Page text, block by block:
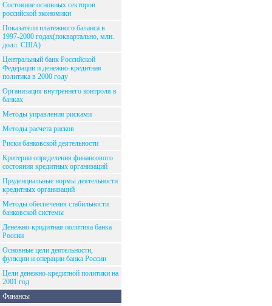
Состояние основных секторов
российской экономики
Показатели платежного баланса в
1997-2000 годах(поквартально, млн.
долл. США)
Центральный банк Российской
Федерации и денежно-кредитная
политика в 2000 году
Организация внутреннего контроля в
банках
Методы управления рисками
Методы расчета рисков
Риски банковской деятельности
Критерии определения финансового
состояния кредитных организаций
Пруденциальные нормы деятельности
кредитных организаций
Методы обеспечения стабильности
банковской системы
Денежно-кридитная политика банка
России
Основные цели деятельности,
функции и операции банка России
Цели денежно-кредитной политики на
2001 год
Финансы